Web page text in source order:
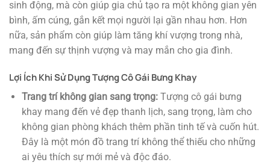
sinh động, mà còn giúp gia chủ tạo ra một không gian yên
bình, ấm cúng, gắn kết mọi người lại gần nhau hơn. Hơn
nữa, sản phẩm còn giúp làm tăng khí vượng trong nhà,
mang đến sự thịnh vượng và may mắn cho gia đình.
Lợi Ích Khi Sử Dụng Tượng Cô Gái Bưng Khay
Trang trí không gian sang trọng:Tượng cô gái bưng
khay mang đến vẻ đẹp thanh lịch, sang trọng, làm cho
không gian phòng khách thêm phần tinh tế và cuốn hút.
Đây là một món đồ trang trí không thể thiếu cho những
ai yêu thích sự mới mẻ và độc đáo.